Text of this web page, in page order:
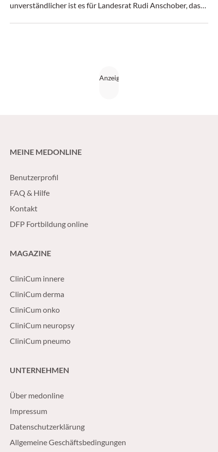
unverständlicher ist es für Landesrat Rudi Anschober, dass
MEINE MEDONLINE
Benutzerprofil
FAQ & Hilfe
Kontakt
DFP Fortbildung online
MAGAZINE
CliniCum innere
CliniCum derma
CliniCum onko
CliniCum neuropsy
CliniCum pneumo
UNTERNEHMEN
Über medonline
Impressum
Datenschutzerklärung
Allgemeine Geschäftsbedingungen